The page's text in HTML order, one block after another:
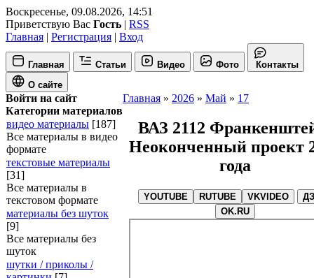
Воскресенье, 09.08.2026, 14:51
Приветствую Вас Гость | RSS
Главная | Регистрация | Вход
Главная Статьи Видео Фото
Контакты
О сайте
Войти на сайт
Категории материалов
видео материалы [187]
Все материалы в видео
формате
текстовые материалы
[31]
Все материалы в
текстовом формате
материалы без шуток
[9]
Все материалы без
шуток
шутки / приколы /
Главная » 2026 » Май » 17
ВАЗ 2112
Неоконченный проект
года
YOUTUBE RUTUBE VKVIDEO
OK.RU